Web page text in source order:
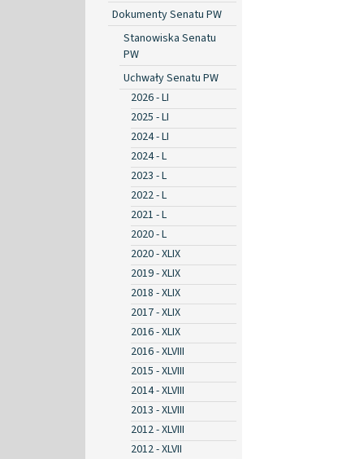
Dokumenty Senatu PW
Stanowiska Senatu
PW
Uchwały Senatu PW
2026 - LI
2025 - LI
2024 - LI
2024 - L
2023 - L
2022 - L
2021 - L
2020 - L
2020 - XLIX
2019 - XLIX
2018 - XLIX
2017 - XLIX
2016 - XLIX
2016 - XLVIII
2015 - XLVIII
2014 - XLVIII
2013 - XLVIII
2012 - XLVIII
2012 - XLVII